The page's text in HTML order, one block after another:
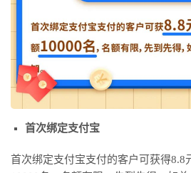
首次绑定支付宝
首次绑定支付宝支付的客户可获得8.8